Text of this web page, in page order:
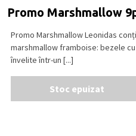
Promo Marshmallow
Promo Marshmallow Leonidas
marshmallow framboise: bezele
învelite într-un [...]
Stoc epuizat